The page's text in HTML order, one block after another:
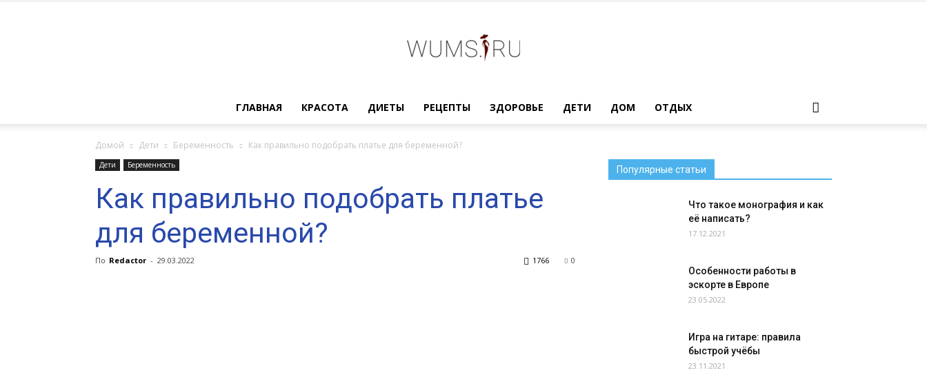
Женский
журнал
ГЛАВНАЯ КРАСОТА ДИЕТЫ РЕЦЕПТЫ ЗДОРОВЬЕ ДЕТИ ДОМ ОТДЫХ
Домой Дети Беременность Как правильно подобрать платье для беременной?
Дети Беременность
Как правильно подобрать платье
для беременной?
По Redactor - 29.03.2022 0
1766
Популярные статьи
Что такое монография и как
её написать?
17.12.2021
Особенности работы в
эскорте в Европе
23.05.2022
Игра на гитаре: правила
быстрой учёбы
23.11.2021